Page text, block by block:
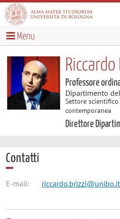
Menu
Professore
Dipartimento
Settore
contemporanea
Direttore
Contatti
E-mail: riccardo.brizzi@unibo.it